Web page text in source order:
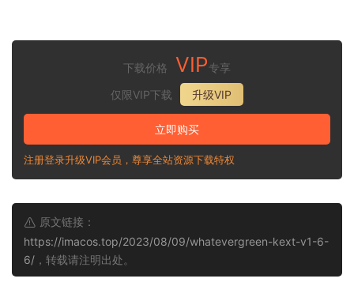
下载价格 VIP专享
仅限VIP下载
升级VIP
立即购买
注册登录升级VIP会员，尊享全站资源下载特权
原文链接：
https://imacos.top/2023/08/09/whatevergreen-kext-v1-6-
6/ ，转载请注明出处。